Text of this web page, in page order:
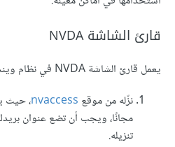
قارئ الشاشة NVDA
يعمل قارئ الشاشة NVDA في نظام ويندوز فقط ويجب تثبيته كما يلي:
نزّله من موقع nvaccess، حيث
مجانًا، ويجب أن تضع عنوان
تنزيله.